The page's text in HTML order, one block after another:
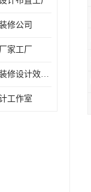
修公司
家工厂
深圳 房车展展台装修设计效果图
工作室